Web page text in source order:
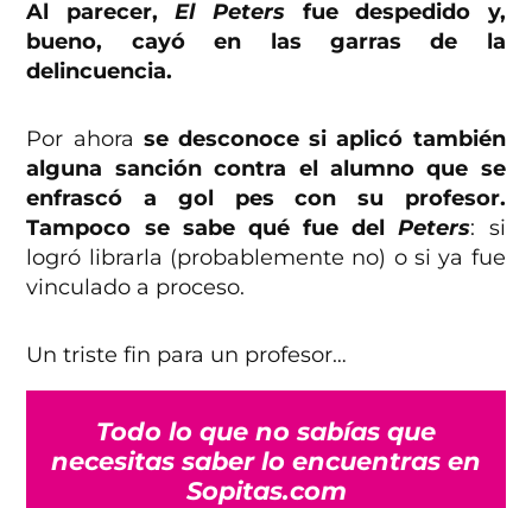
Al parecer,El Peters fue despedido y,
bueno, cayó en las garras de la
delincuencia.
Por ahora se desconoce si aplicó también
alguna sanción contra el alumno que se
enfrascó a gol pes con su profesor.
Tampoco se sabe qué fue delPeters: si
logró librarla (probablemente no) o si ya fue
vinculado a proceso.
Un triste fin para un profesor…
Todo lo que no sabías que
necesitas saber lo encuentras en
Sopitas.com